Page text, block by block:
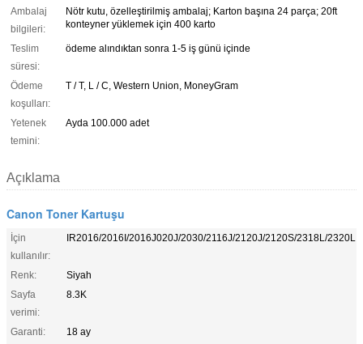
Ambalaj
bilgileri:
Nötr kutu, özelleştirilmiş ambalaj; Karton başına 24 parça; 20ft
konteyner yüklemek için 400 karto
Teslim
süresi:
ödeme alındıktan sonra 1-5 iş günü içinde
Ödeme
koşulları:
T / T, L / C, Western Union, MoneyGram
Yetenek
temini:
Ayda 100.000 adet
Açıklama
Canon Toner Kartuşu
İçin
kullanılır:
IR2016/2016I/2016J020J/2030/2116J/2120J/2120S/2318L/2320L
Renk:
Siyah
Sayfa
verimi:
8.3K
Garanti:
18 ay